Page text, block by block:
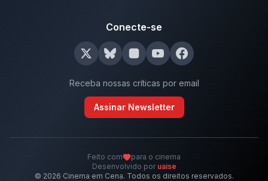
Conecte-se
Receba nossas críticas por email
Assinar Newsletter
© 2026 Cinema em Cena. Todos os direitos reservados.
Feito com
para o cinema
Desenvolvido por uaise